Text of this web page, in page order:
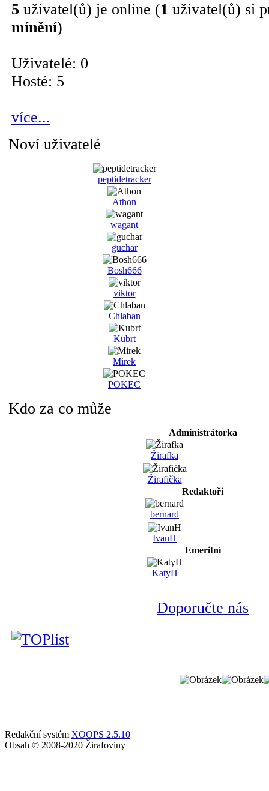
5 uživatel(ů) je online (1 uživatel(ů) si
mínění)
Uživatelé: 0
Hosté: 5
více...
Noví uživatelé
peptidetracker
Athon
wagant
guchar
Bosh666
viktor
Chlaban
Kubrt
Mirek
POKEC
Kdo za co může
Administrátorka
Žirafka
Žirafička
Redaktoři
bernard
IvanH
Emeritní
KatyH
Doporučte nás
Redakční systém XOOPS 2.5.10
Obsah © 2008-2020 Žirafoviny